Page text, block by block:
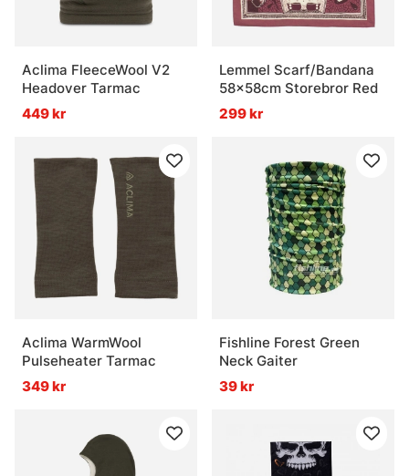
Aclima FleeceWool V2
Headover Tarmac
449 kr
Lemmel Scarf/Bandana
58x58cm Storebror Red
299 kr
Aclima WarmWool
Pulseheater Tarmac
349 kr
Fishline Forest Green
Neck Gaiter
39 kr